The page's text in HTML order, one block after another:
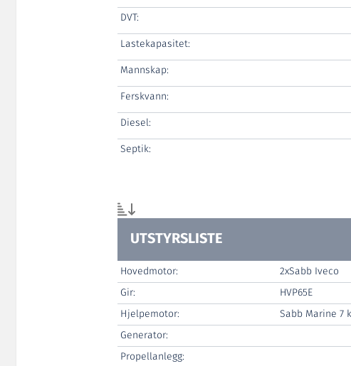
DVT:
Lastekapasitet:
Mannskap:
Ferskvann:
Diesel:
Septik:
UTSTYRSLISTE
Hovedmotor: 2xSabb Iveco
Gir:
HVP65E
Hjelpemotor:
Sabb Marine 7
Generator:
Propellanlegg: